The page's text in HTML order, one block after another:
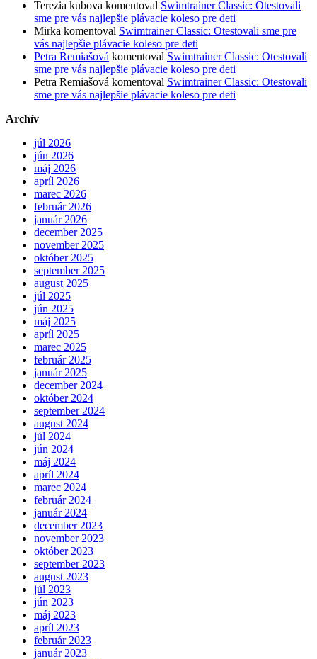
Terezia kubova komentoval Swimtrainer Classic: Otestovali
sme pre vás najlepšie plávacie koleso pre deti
Mirka komentoval Swimtrainer Classic: Otestovali sme pre
vás najlepšie plávacie koleso pre deti
Petra Remiašová komentoval Swimtrainer Classic: Otestovali
sme pre vás najlepšie plávacie koleso pre deti
Petra Remiašová komentoval Swimtrainer Classic: Otestovali
sme pre vás najlepšie plávacie koleso pre deti
Archív
júl 2026
jún 2026
máj 2026
apríl 2026
marec 2026
február 2026
január 2026
december 2025
november 2025
október 2025
september 2025
august 2025
júl 2025
jún 2025
máj 2025
apríl 2025
marec 2025
február 2025
január 2025
december 2024
október 2024
september 2024
august 2024
júl 2024
jún 2024
máj 2024
apríl 2024
marec 2024
február 2024
január 2024
december 2023
november 2023
október 2023
september 2023
august 2023
júl 2023
jún 2023
máj 2023
apríl 2023
február 2023
január 2023